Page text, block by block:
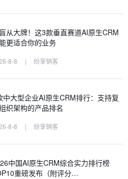
从大牌！这3款垂直赛道AI原生CRM
更适合你的业务
8-8 | 纷享销客
中大型企业AI原生CRM排行：支持复
织架构的产品排名
8-8 | 纷享销客
中国AI原生CRM综合实力排行榜
重磅发布（附评分…